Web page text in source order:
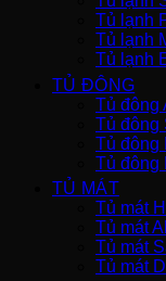
Tủ lạnh
Tủ lạnh
Tủ lạnh
TỦ ĐÔNG
Tủ đông
Tủ đông
Tủ đông
Tủ đông
TỦ MÁT
Tủ mát
Tủ mát
Tủ mát
Tủ mát